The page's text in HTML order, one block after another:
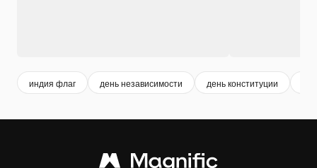
индия флаг день независимости день конституции